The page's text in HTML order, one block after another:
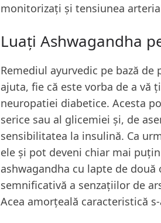
monitorizați și tensiunea
Luați Ashwagandha
Remediul ayurvedic pe bază
ajuta, fie că este vorba de a vă
neuropatiei diabetice. Acesta
serice sau al glicemiei și, de
sensibilitatea la insulină. Ca
ele și pot deveni chiar mai
ashwagandha cu lapte de
semnificativă a senzațiilor de
Acea amorțeală caracteristică